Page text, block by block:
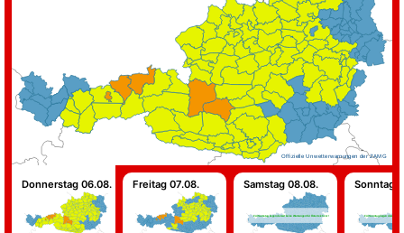
Offizielle Unwetterwarnungen der ZAMG
Donnerstag 06.08. Freitag 07.08. Samstag 08.08.
Für Samstag liegen derzeit keine Warnungen für Österreich vor!
Sonntag
Für Sonntag liegen derzeit keine